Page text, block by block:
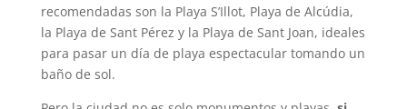
recomendadas son la Playa S’Illot, Playa de Alcúdia,
la Playa de Sant Pérez y la Playa de Sant Joan, ideales
para pasar un día de playa espectacular tomando un
baño de sol.